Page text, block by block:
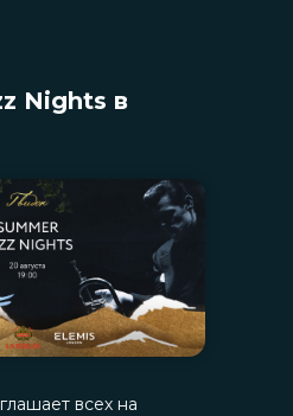
Nights в
всех на